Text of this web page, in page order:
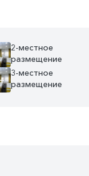
2-местное
размещение
3-местное
размещение